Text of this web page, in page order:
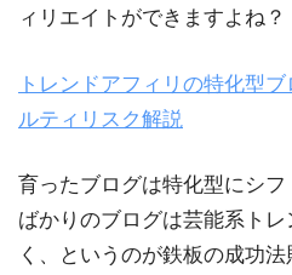
ィリエイトができますよね？
トレンドアフィリの特化型
ルティリスク解説
育ったブログは特化型にシ
ばかりのブログは芸能系ト
く、というのが鉄板の成功法